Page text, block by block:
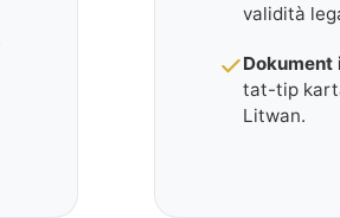
validità
tat-tip
Litwan.